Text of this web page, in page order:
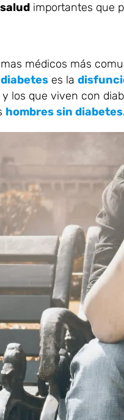
importantes que
médicos más
diabeteses la
y los que viven con
hombres sin